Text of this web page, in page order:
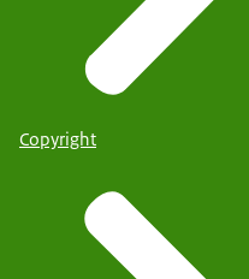
Copyright